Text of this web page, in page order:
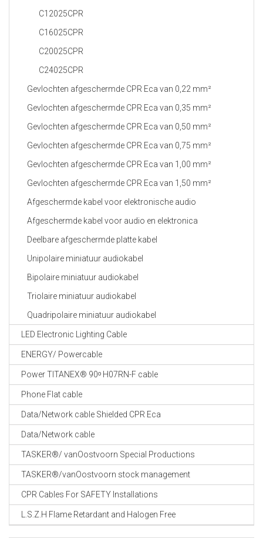
C12025CPR
C16025CPR
C20025CPR
C24025CPR
Gevlochten afgeschermde CPR Eca van 0,22 mm²
Gevlochten afgeschermde CPR Eca van 0,35 mm²
Gevlochten afgeschermde CPR Eca van 0,50 mm²
Gevlochten afgeschermde CPR Eca van 0,75 mm²
Gevlochten afgeschermde CPR Eca van 1,00 mm²
Gevlochten afgeschermde CPR Eca van 1,50 mm²
Afgeschermde kabel voor elektronische audio
Afgeschermde kabel voor audio en elektronica
Deelbare afgeschermde platte kabel
Unipolaire miniatuur audiokabel
Bipolaire miniatuur audiokabel
Triolaire miniatuur audiokabel
Quadripolaire miniatuur audiokabel
LED Electronic Lighting Cable
ENERGY/ Powercable
Power TITANEX® 90ᵒ H07RN-F cable
Phone Flat cable
Data/Network cable Shielded CPR Eca
Data/Network cable
TASKER®/ vanOostvoorn Special Productions
TASKER®/vanOostvoorn stock management
CPR Cables For SAFETY Installations
L.S.Z.H Flame Retardant and Halogen Free